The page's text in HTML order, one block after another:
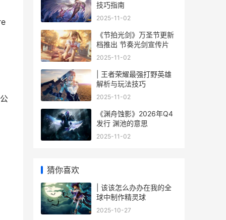
技巧指南
2025-11-02
《节拍光剑》万圣节更新
档推出 节奏光剑宣传片
2025-11-02
| 王者荣耀最强打野英雄
解析与玩法技巧
2025-11-02
《渊舟蚀影》2026年Q4
发行 渊池的意思
2025-11-02
猜你喜欢
| 该该怎么办办在我的全
球中制作精灵球
2025-10-27